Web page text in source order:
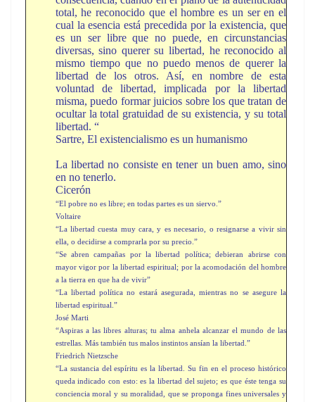
total, he reconocido que el hombre es un ser en el
cual la esencia está precedida por la existencia, que
es un ser libre que no puede, en circunstancias
diversas, sino querer su libertad, he reconocido al
mismo tiempo que no puedo menos de querer la
libertad de los otros. Así, en nombre de esta
voluntad de libertad, implicada por la libertad
misma, puedo formar juicios sobre los que tratan de
ocultar la total gratuidad de su existencia, y su total
libertad. “
Sartre, El existencialismo es un humanismo
La libertad no consiste en tener un buen amo, sino
en no tenerlo.
Cicerón
“El pobre no es libre; en todas partes es un siervo.”
Voltaire
“La libertad cuesta muy cara, y es necesario, o resignarse a vivir sin
ella, o decidirse a comprarla por su precio.”
“Se abren campañas por la libertad política; debieran abrirse con
mayor vigor por la libertad espiritual; por la acomodación del hombre
a la tierra en que ha de vivir”
“La libertad política no estará asegurada, mientras no se asegure la
libertad espiritual.”
José Marti
“Aspiras a las libres alturas; tu alma anhela alcanzar el mundo de las
estrellas. Más también tus malos instintos ansían la libertad.”
Friedrich Nietzsche
“La sustancia del espíritu es la libertad. Su fin en el proceso histórico
queda indicado con esto: es la libertad del sujeto; es que éste tenga su
conciencia moral y su moralidad, que se proponga fines universales y